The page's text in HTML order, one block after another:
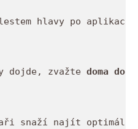
hlavy po
dojde, zvažte doma
snaží najít optimální